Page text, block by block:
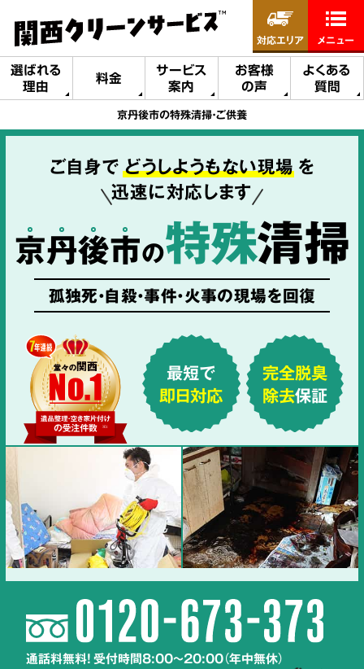
選ばれる
理由
料金
サービス
案内
お客様
の声
よくある
質問
対応エリア メニュー
京丹後市の特殊清掃・ご供養
ご自身で どうしようもない現場 を
迅速に対応します
京丹後市の特殊清掃
孤独死・自殺・事件・火事の現場を回復
最短で
即日対応
完全脱臭
除去保証
通話料無料! 受付時間8:00～20:00（年中無休）